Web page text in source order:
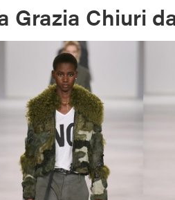
Grazia Chiuri